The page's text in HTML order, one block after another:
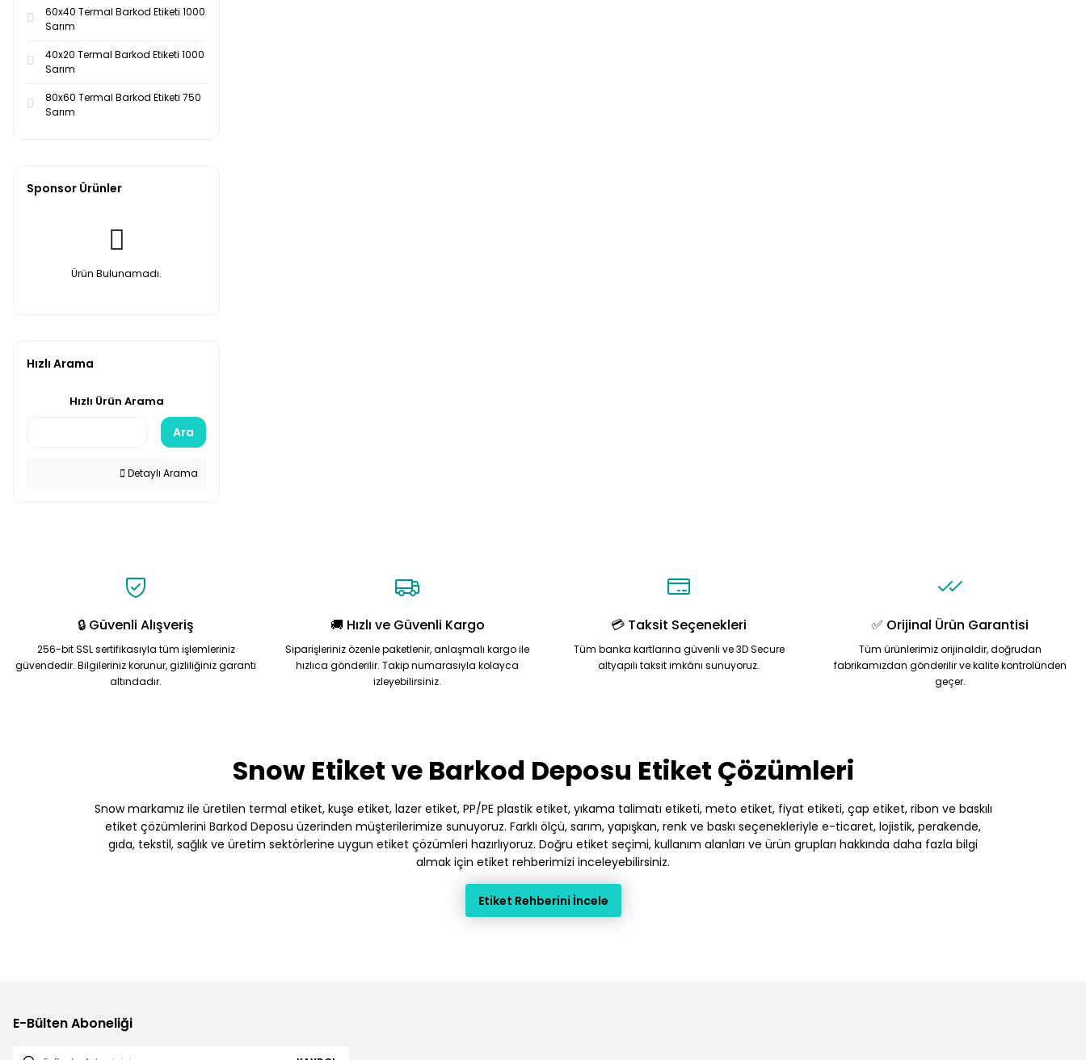
60x40 Termal Barkod Etiketi 1000
Sarım
40x20 Termal Barkod Etiketi 1000
Sarım
80x60 Termal Barkod Etiketi 750
Sarım
Sponsor Ürünler
Ürün Bulunamadı.
Hızlı Arama
Hızlı Ürün Arama
Ara
Detaylı Arama
🔒 Güvenli Alışveriş
256-bit SSL sertifikasıyla tüm işlemleriniz
güvendedir. Bilgileriniz korunur, gizliliğiniz garanti
altındadır.
🚚 Hızlı ve Güvenli Kargo
Siparişleriniz özenle paketlenir, anlaşmalı kargo ile
hızlıca gönderilir. Takip numarasıyla kolayca
izleyebilirsiniz.
💳 Taksit Seçenekleri
Tüm banka kartlarına güvenli ve 3D Secure
altyapılı taksit imkânı sunuyoruz.
✅ Orijinal Ürün Garantisi
Tüm ürünlerimiz orijinaldir, doğrudan
fabrikamızdan gönderilir ve kalite kontrolünden
geçer.
Snow Etiket ve Barkod Deposu Etiket Çözümleri
Snow markamız ile üretilen termal etiket, kuşe etiket, lazer etiket, PP/PE plastik etiket, yıkama talimatı etiketi, meto etiket, fiyat etiketi, çap etiket, ribon ve baskılı
etiket çözümlerini Barkod Deposu üzerinden müşterilerimize sunuyoruz. Farklı ölçü, sarım, yapışkan, renk ve baskı seçenekleriyle e-ticaret, lojistik, perakende,
gıda, tekstil, sağlık ve üretim sektörlerine uygun etiket çözümleri hazırlıyoruz. Doğru etiket seçimi, kullanım alanları ve ürün grupları hakkında daha fazla bilgi
almak için etiket rehberimizi inceleyebilirsiniz.
Etiket Rehberini İncele
E-Bülten Aboneliği